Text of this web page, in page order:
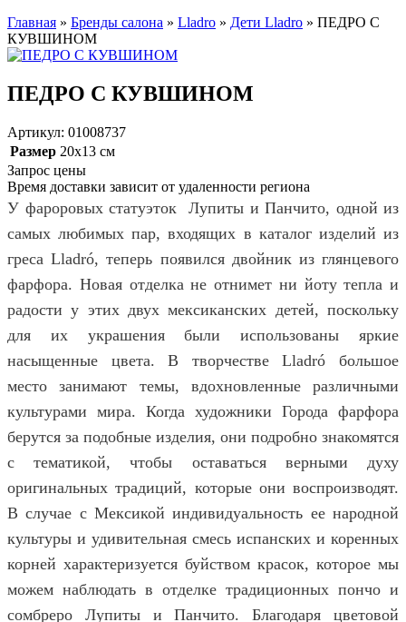
Главная » Бренды салона » Lladro » Дети Lladro » ПЕДРО С
КУВШИНОМ
ПЕДРО С КУВШИНОМ
Артикул: 01008737
Размер 20х13 см
Запрос цены
Время доставки зависит от удаленности региона
У фароровых статуэток Лупиты и Панчито, одной из
самых любимых пар, входящих в каталог изделий из
греса Lladró, теперь появился двойник из глянцевого
фарфора. Новая отделка не отнимет ни йоту тепла и
радости у этих двух мексиканских детей, поскольку
для их украшения были использованы яркие
насыщенные цвета. В творчестве Lladró большое
место занимают темы, вдохновленные различными
культурами мира. Когда художники Города фарфора
берутся за подобные изделия, они подробно знакомятся
с тематикой, чтобы оставаться верными духу
оригинальных традиций, которые они воспроизводят.
В случае с Мексикой индивидуальность ее народной
культуры и удивительная смесь испанских и коренных
корней характеризуется буйством красок, которое мы
можем наблюдать в отделке традиционных пончо и
сомбреро Лупиты и Панчито. Благодаря цветовой